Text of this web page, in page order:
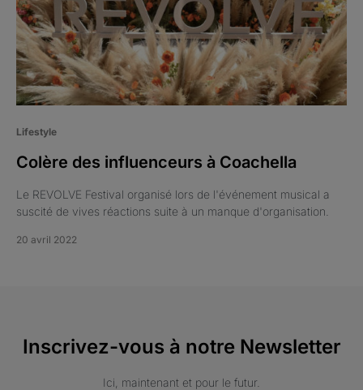
Lifestyle
Colère des influenceurs à Coachella
Le REVOLVE Festival organisé lors de l'événement musical a
suscité de vives réactions suite à un manque d'organisation.
20 avril 2022
Inscrivez-vous à notre Newsletter
Ici, maintenant et pour le futur.